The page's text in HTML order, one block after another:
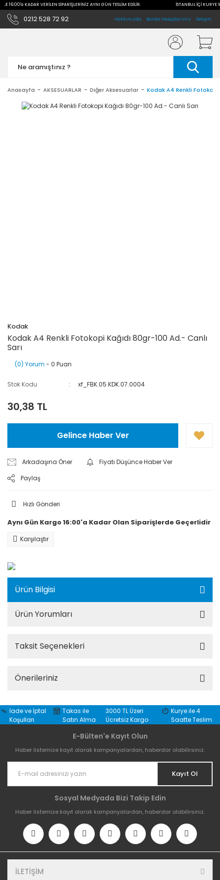
16:00'a KADAR VERİLEN SİPARİŞLERİNİZ AYNI GÜN TESLİM EDİLİR. İSTANBUL İÇİ KURYE
0212 528 72 92 Hakkımızda Banka Hesaplarımız İletişim
Anasayfa AKSESUARLAR Diğer Aksesuarlar Kodak A4 Renkli Fotokopi
Kodak
Kodak A4 Renkli Fotokopi Kağıdı 80gr-100 Ad.- Canlı
Sarı
(0) Yorum - 0 Puan
Stok Kodu xf_FBK.05.KDK.07.0004
30,38 TL
Gelince Haber Ver
Arkadaşına Öner
Fiyatı Düşünce Haber Ver
Paylaş
Hızlı Gönderi
Aynı Gün Kargo 16:00'a Kadar Olan Siparişlerde Geçerlidir
Karşılaştır
Ürün Bilgisi
Ürün Yorumları
Taksit Seçenekleri
Önerileriniz
İade ve İptal
Koşulları
Takas ile
Satın Alma
3000 TL Üzeri
Ücretsiz Kargo
Kurye ile 4
Saatte Teslim
E-Bülten'e Kayıt Olun
Haber listemize kayıt olarak kampanyalardan, haberdar olabilirsiniz.
Kayıt Ol
Sosyal Medyada Bizi Takip Edin
Haber listemize kayıt olarak kampanyalardan, haberdar olabilirsiniz.
İLETİŞİM